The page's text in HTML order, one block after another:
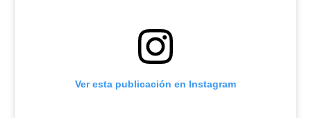
Ver esta publicación en Instagram